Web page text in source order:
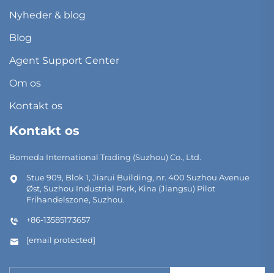
Nyheder & blog
Blog
Agent Support Center
Om os
Kontakt os
Kontakt os
Bomeda International Trading (Suzhou) Co., Ltd.
Stue 909, Blok 1, Jiarui Building, nr. 400 Suzhou Avenue
Øst, Suzhou Industrial Park, Kina (Jiangsu) Pilot
Frihandelszone, Suzhou.
+86-13585173657
[email protected]